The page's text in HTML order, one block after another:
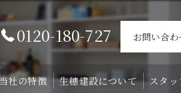
0120-180-727 お問い合
当社の特徴 生穂建設について スタ